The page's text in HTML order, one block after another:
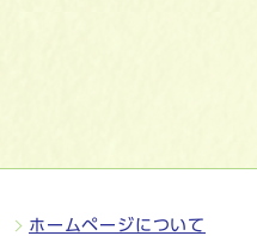
ホームページについて